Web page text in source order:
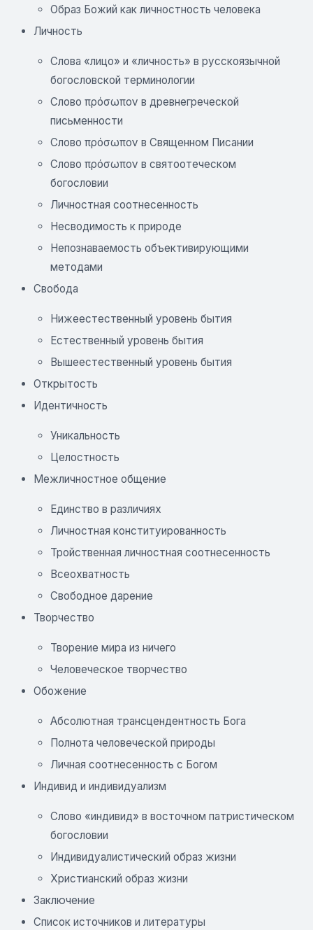
Образ Божий как личностность человека
Личность
Слова «лицо» и «личность» в русскоязычной
богословской терминологии
Слово πρόσωπον в древнегреческой
письменности
Слово πρόσωπον в Священном Писании
Слово πρόσωπον в святоотеческом
богословии
Личностная соотнесенность
Несводимость к природе
Непознаваемость объективирующими
методами
Свобода
Нижеестественный уровень бытия
Естественный уровень бытия
Вышеестественный уровень бытия
Открытость
Идентичность
Уникальность
Целостность
Межличностное общение
Единство в различиях
Личностная конституированность
Тройственная личностная соотнесенность
Всеохватность
Свободное дарение
Творчество
Творение мира из ничего
Человеческое творчество
Обожение
Абсолютная трансцендентность Бога
Полнота человеческой природы
Личная соотнесенность с Богом
Индивид и индивидуализм
Слово «индивид» в восточном патристическом
богословии
Индивидуалистический образ жизни
Христианский образ жизни
Заключение
Список источников и литературы